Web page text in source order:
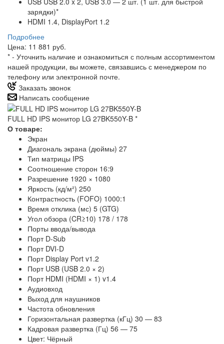
зарядки)*
HDMI 1.4, DisplayPort 1.2
Подробнее
Цена: 11 881 руб.
* - Уточнить наличие и ознакомиться с полным ассортиментом
нашей продукции, вы можете, связавшись с менеджером по
телефону или электронной почте.
Заказать звонок
Написать сообщение
FULL HD IPS монитор LG 27BK550Y-B *
О товаре:
Экран
Диагональ экрана (дюймы) 27
Тип матрицы IPS
Соотношение сторон 16:9
Разрешение 1920 × 1080
Яркость (кд/м²) 250
Контрастность (FOFO) 1000:1
Время отклика (мс) 5 (GTG)
Угол обзора (CR≥10) 178 / 178
Порты ввода/вывода
Порт D-Sub
Порт DVI-D
Порт Display Port v1.2
Порт USB (USB 2.0 × 2)
Порт HDMI (HDMI × 1) v1.4
Аудиовход
Выход для наушников
Частота обновления
Горизонтальная развертка (кГц) 30 — 83
Кадровая развертка (Гц) 56 — 75
Цвет: Чёрный